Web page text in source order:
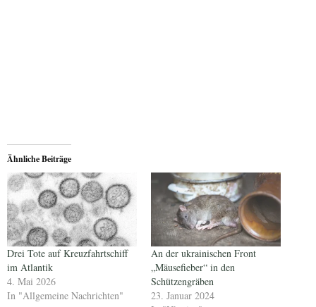
Ähnliche Beiträge
Drei Tote auf Kreuzfahrtschiff
im Atlantik
4. Mai 2026
In "Allgemeine Nachrichten"
An der ukrainischen Front
„Mäusefieber“ in den
Schützengräben
23. Januar 2024